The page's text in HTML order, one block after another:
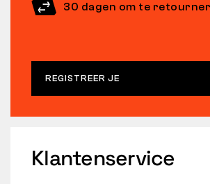
30 dagen om te
REGISTREER JE
Klantenservice